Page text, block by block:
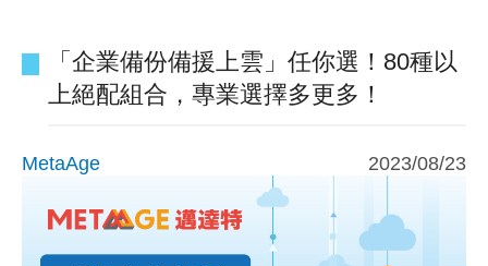
「企業備份備援上雲」任你選！80種以
上絕配組合，專業選擇多更多！
MetaAge 2023/08/23